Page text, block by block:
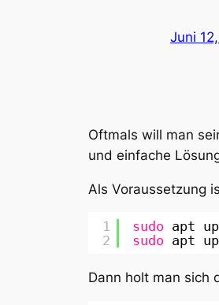
Juni
Oftmals will man
und einfache
Als Voraussetzung
1
2
sudo apt
sudo apt
Dann holt man sich